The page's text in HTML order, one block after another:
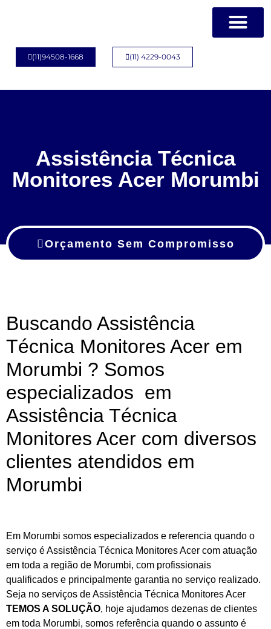
(11)94508-1668 (11) 4229-0043
Assistência Técnica
Monitores Acer Morumbi
Orçamento Sem Compromisso
Buscando Assistência
Técnica Monitores Acer em
Morumbi ? Somos
especializados em
Assistência Técnica
Monitores Acer com diversos
clientes atendidos em
Morumbi
Em Morumbi somos especializados e referencia quando o
serviço é Assistência Técnica Monitores Acer com atuação
em toda a região de Morumbi, com profissionais
qualificados e principalmente garantia no serviço realizado.
Seja no serviços de Assistência Técnica Monitores Acer
TEMOS A SOLUÇÃO, hoje ajudamos dezenas de clientes
em toda Morumbi, somos referência quando o assunto é